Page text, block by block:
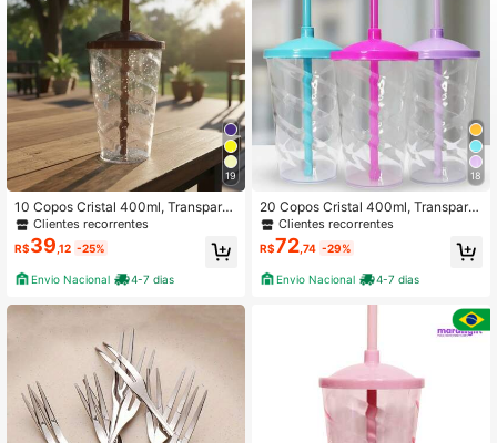
4,92 658 Seguidores
4,92 658 Seguidores
4,92 658 Seguidores
19
10 Copos Cristal 400ml, Transpare
ntes Com Tampa E Canudo colorido
Clientes recorrentes
R$39 ,12 -25%
Envio Nacional 4-7 dias
18
20 Copos Cristal 400ml, Transpare
ntes Com Tampa E Canudo colorido
Clientes recorrentes
R$72 ,74 -29%
Envio Nacional 4-7 dias